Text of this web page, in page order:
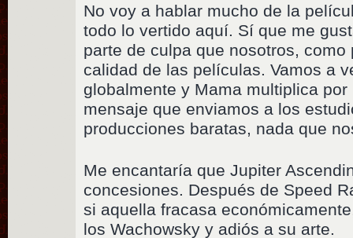
No voy a hablar mucho de la
todo lo vertido aquí. Sí que me
parte de culpa que nosotros,
calidad de las películas. Vamos a
globalmente y Mama multiplica
mensaje que enviamos a los
producciones baratas, nada que
Me encantaría que Jupiter
concesiones. Después de Speed
si aquella fracasa
los Wachowsky y adiós a su arte.